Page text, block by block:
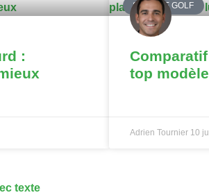
:
SACS DE GOLF
top
Adrien Tournier 10